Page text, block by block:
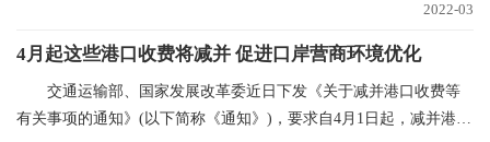
2022-03
4月起这些港口收费将减并 促进口岸营商环境优化
交通运输部、国家发展改革委近日下发《关于减并港口收费等
有关事项的通知》(以下简称《通知》)，要求自4月1日起，减并港口